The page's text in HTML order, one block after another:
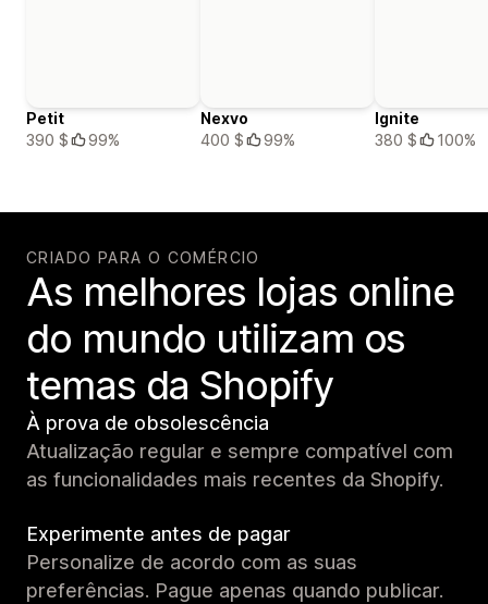
Petit
390 $
99%
Nexvo
400 $
99%
Ignite
380 $
100%
CRIADO PARA O COMÉRCIO
As melhores lojas online
do mundo utilizam os
temas da Shopify
À prova de obsolescência
Atualização regular e sempre compatível com
as funcionalidades mais recentes da Shopify.
Experimente antes de pagar
Personalize de acordo com as suas
preferências. Pague apenas quando publicar.